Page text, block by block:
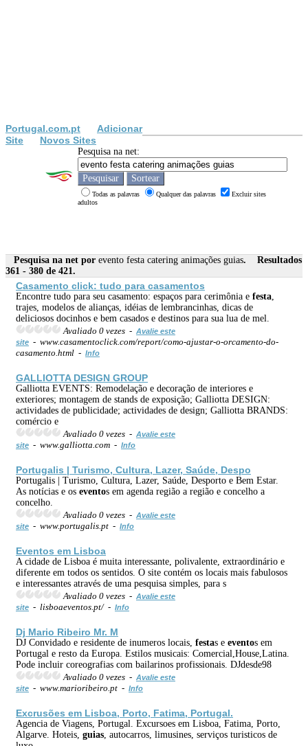
Portugal.com.pt
Adicionar
Site
Novos Sites
Pesquisa na net:
Todas as palavras Qualquer das palavras
Excluir sites
adultos
Pesquisa na net por evento festa catering animações guias. Resultados
361 - 380 de 421.
Casamento click: tudo para casamentos
Encontre tudo para seu casamento: espaços para cerimônia e festa
trajes, modelos de alianças, idéias de lembrancinhas, dicas de
deliciosos docinhos e bem casados e destinos para sua lua de mel.
Avaliado 0 vezes - Avalie este
site - www.casamentoclick.com/report/como-ajustar-o-orcamento-do-
casamento.html - Info
GALLIOTTA DESIGN GROUP
Galliotta EVENTS: Remodelação e decoração de interiores e
exteriores; montagem de stands de exposição; Galliotta DESIGN:
actividades de publicidade; actividades de design; Galliotta BRANDS:
comércio e
Avaliado 0 vezes - Avalie este
site - www.galliotta.com - Info
Portugalis | Turismo, Cultura, Lazer, Saúde, Despo
Portugalis | Turismo, Cultura, Lazer, Saúde, Desporto e Bem Estar.
As notícias e os eventos em agenda região a região e concelho a
concelho.
Avaliado 0 vezes - Avalie este
site - www.portugalis.pt - Info
Eventos em Lisboa
A cidade de Lisboa é muita interessante, polivalente, extraordinário e
diferente em todos os sentidos. O site contém os locais mais fabulosos
e interessantes através de uma pesquisa simples, para s
Avaliado 0 vezes - Avalie este
site - lisboaeventos.pt/ - Info
Dj Mario Ribeiro Mr. M
DJ Convidado e residente de inumeros locais, festas e eventos em
Portugal e resto da Europa. Estilos musicais: Comercial,House,Latina.
Pode incluir coreografias com bailarinos profissionais. DJdesde98
Avaliado 0 vezes - Avalie este
site - www.marioribeiro.pt - Info
Excrusões em Lisboa, Porto, Fatima, Portugal.
Agencia de Viagens, Portugal. Excursoes em Lisboa, Fatima, Porto,
Algarve. Hoteis, guias , autocarros, limusines, serviços turisticos de